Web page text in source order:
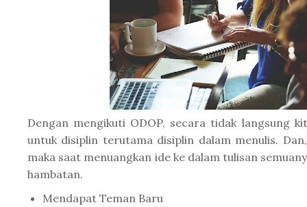
Dengan mengikuti ODOP, secara tidak langsung
untuk disiplin terutama disiplin dalam menulis.
maka saat menuangkan ide ke dalam tulisan
hambatan.
Mendapat Teman Baru